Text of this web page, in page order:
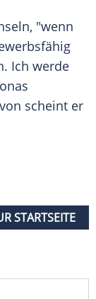
"wenn
Ich werde
scheint er
STARTSEITE